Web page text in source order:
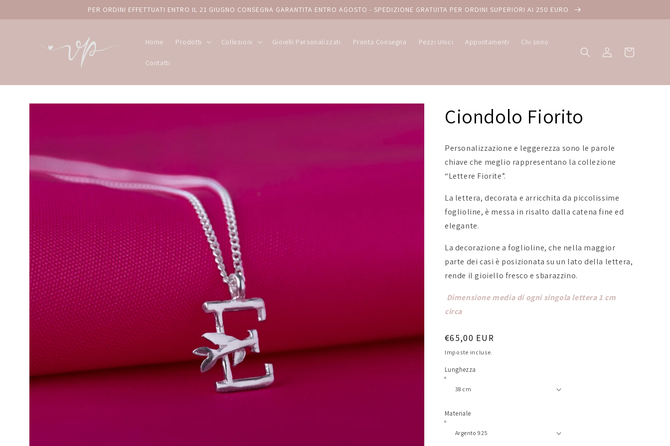
ai contenuti
PER ORDINI EFFETTUATI ENTRO IL 21 GIUGNO CONSEGNA GARANTITA ENTRO AGOSTO - SPEDIZIONE GRATUITA PER ORDINI SUPERIORI AI 250 EURO
Home Prodotti Collezioni Gioielli Personalizzati Pronta Consegna Pezzi Unici Appuntamenti Chi sono
Contatti
Accedi Carrello
Passa alle
Ciondolo Fiorito
Personalizzazione e leggerezza sono le parole
chiave che meglio rappresentano la collezione
“Lettere Fiorite”.
La lettera, decorata e arricchita da piccolissime
foglioline, è messa in risalto dalla catena fine ed
elegante.
La decorazione a foglioline, che nella maggior
parte dei casi è posizionata su un lato della lettera,
rende il gioiello fresco e sbarazzino.
Dimensione media di ogni singola lettera 1 cm
circa
Prezzo
di
listino
€65,00 EUR
Imposte incluse.
Lunghezza
Materiale